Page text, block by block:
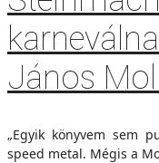
János
„Egyik könyvem sem
speed metal. Mégis a